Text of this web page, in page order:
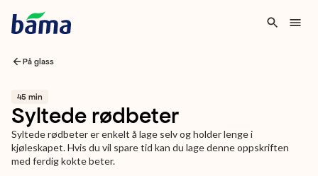
På glass
45 min
Syltede rødbeter
Syltede rødbeter er enkelt å lage selv og holder lenge i
kjøleskapet. Hvis du vil spare tid kan du lage denne oppskriften
med ferdig kokte beter.